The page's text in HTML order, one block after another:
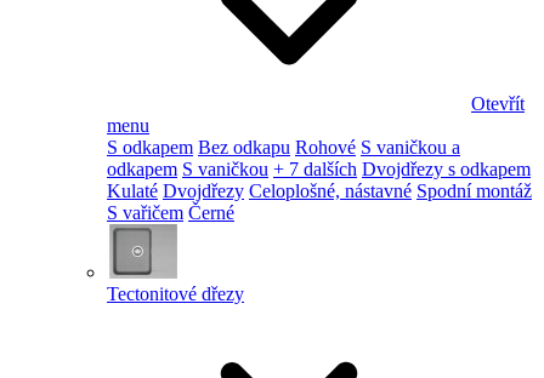
Otevřít
menu
S odkapem Bez odkapu Rohové S vaničkou a
odkapem S vaničkou + 7 dalších Dvojdřezy s odkapem
Kulaté Dvojdřezy Celoplošné, nástavné Spodní montáž
S vařičem Černé
Tectonitové dřezy